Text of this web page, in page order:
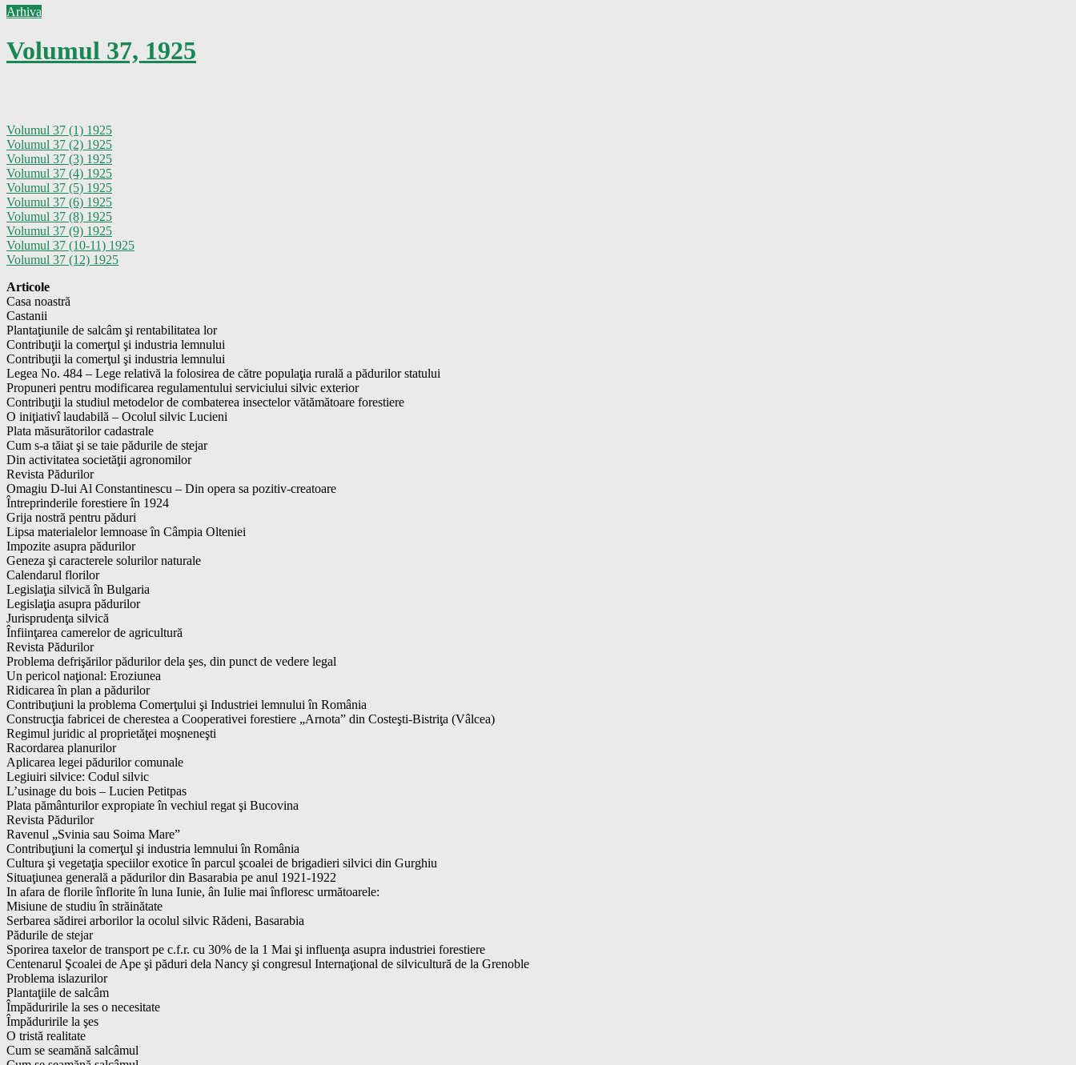
Arhiva
Volumul 37, 1925
Volumul 37 (1) 1925
Volumul 37 (2) 1925
Volumul 37 (3) 1925
Volumul 37 (4) 1925
Volumul 37 (5) 1925
Volumul 37 (6) 1925
Volumul 37 (8) 1925
Volumul 37 (9) 1925
Volumul 37 (10-11) 1925
Volumul 37 (12) 1925
Articole
Casa noastră
Castanii
Plantaţiunile de salcâm şi rentabilitatea lor
Contribuţii la comerţul şi industria lemnului
Contribuţii la comerţul şi industria lemnului
Legea No. 484 – Lege relativă la folosirea de către populaţia rurală a pădurilor statului
Propuneri pentru modificarea regulamentului serviciului silvic exterior
Contribuţii la studiul metodelor de combaterea insectelor vătămătoare forestiere
O iniţiativî laudabilă – Ocolul silvic Lucieni
Plata măsurătorilor cadastrale
Cum s-a tăiat şi se taie pădurile de stejar
Din activitatea societăţii agronomilor
Revista Pădurilor
Omagiu D-lui Al Constantinescu – Din opera sa pozitiv-creatoare
Întreprinderile forestiere în 1924
Grija nostră pentru păduri
Lipsa materialelor lemnoase în Câmpia Olteniei
Impozite asupra pădurilor
Geneza şi caracterele solurilor naturale
Calendarul florilor
Legislaţia silvică în Bulgaria
Legislaţia asupra pădurilor
Jurisprudenţa silvică
Înfiinţarea camerelor de agricultură
Revista Pădurilor
Problema defrişărilor pădurilor dela şes, din punct de vedere legal
Un pericol naţional: Eroziunea
Ridicarea în plan a pădurilor
Contribuţiuni la problema Comerţului şi Industriei lemnului în România
Construcţia fabricei de cherestea a Cooperativei forestiere „Arnota” din Costeşti-Bistriţa (Vâlcea)
Regimul juridic al proprietăţei moşneneşti
Racordarea planurilor
Aplicarea legei pădurilor comunale
Legiuiri silvice: Codul silvic
L’usinage du bois – Lucien Petitpas
Plata pământurilor expropiate în vechiul regat şi Bucovina
Revista Pădurilor
Ravenul „Svinia sau Soima Mare”
Contribuţiuni la comerţul şi industria lemnului în România
Cultura şi vegetaţia speciilor exotice în parcul şcoalei de brigadieri silvici din Gurghiu
Situaţiunea generală a pădurilor din Basarabia pe anul 1921-1922
In afara de florile înflorite în luna Iunie, ân Iulie mai înfloresc următoarele:
Misiune de studiu în străinătate
Serbarea sădirei arborilor la ocolul silvic Rădeni, Basarabia
Pădurile de stejar
Sporirea taxelor de transport pe c.f.r. cu 30% de la 1 Mai şi influenţa asupra industriei forestiere
Centenarul Şcoalei de Ape şi păduri dela Nancy şi congresul Internaţional de silvicultură de la Grenoble
Problema islazurilor
Plantaţiile de salcâm
Împăduririle la ses o necesitate
Împăduririle la şes
O tristă realitate
Cum se seamănă salcâmul